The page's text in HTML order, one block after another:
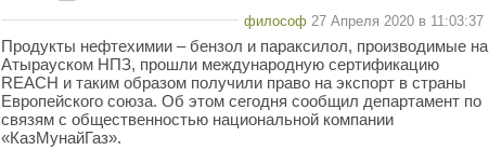
философ 27 Апреля 2020 в 11:03:37
Продукты нефтехимии – бензол и параксилол, производимые на
Атырауском НПЗ, прошли международную сертификацию
REACH и таким образом получили право на экспорт в страны
Европейского союза. Об этом сегодня сообщил департамент по
связям с общественностью национальной компании
«КазМунайГаз».